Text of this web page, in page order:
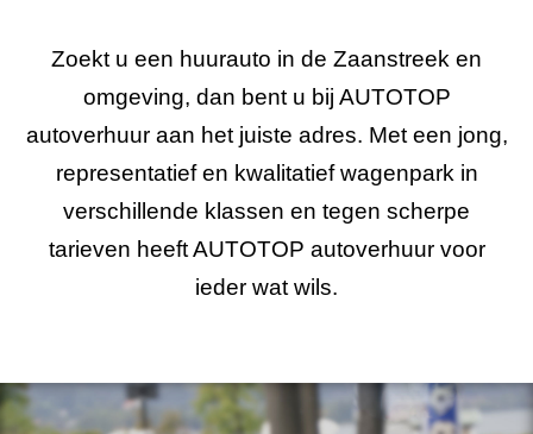
Zoekt u een huurauto in de Zaanstreek en
omgeving, dan bent u bij AUTOTOP
autoverhuur aan het juiste adres. Met een jong,
representatief en kwalitatief wagenpark in
verschillende klassen en tegen scherpe
tarieven heeft AUTOTOP autoverhuur voor
ieder wat wils.